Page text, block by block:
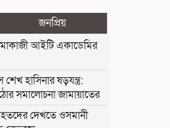
জনপ্রিয়
আইটি একাডেমির
শেখ হাসিনার ষড়যন্ত্র:
সমালোচনা জামায়াতের
দেখতে ওসমানী